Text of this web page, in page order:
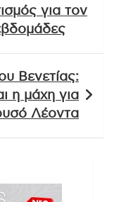
για τον
Βενετίας:
η μάχη για
Λέοντα